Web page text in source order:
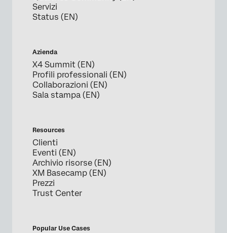
Servizi
Status (EN)
Azienda
X4 Summit (EN)
Profili professionali (EN)
Collaborazioni (EN)
Sala stampa (EN)
Resources
Clienti
Eventi (EN)
Archivio risorse (EN)
XM Basecamp (EN)
Prezzi
Trust Center
Popular Use Cases